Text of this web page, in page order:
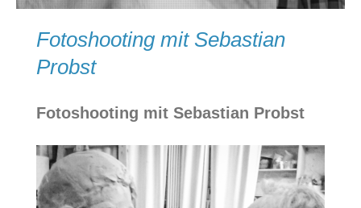
Fotoshooting mit Sebastian
Probst
Fotoshooting mit Sebastian Probst